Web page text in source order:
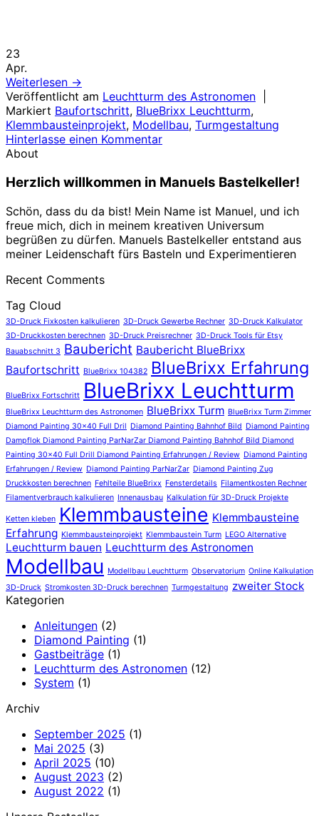
23
Apr.
Weiterlesen →
Veröffentlicht am Leuchtturm des Astronomen
Markiert Baufortschritt, BlueBrixx Leuchtturm,
Klemmbausteinprojekt, Modellbau, Turmgestaltung
Hinterlasse einen Kommentar
About
Herzlich willkommen in Manuels Bastelkeller!
Schön, dass du da bist! Mein Name ist Manuel, und ich
freue mich, dich in meinem kreativen Universum
begrüßen zu dürfen. Manuels Bastelkeller entstand aus
meiner Leidenschaft fürs Basteln und Experimentieren
Recent Comments
Tag Cloud
3D-Druck Fixkosten kalkulieren 3D-Druck Gewerbe Rechner 3D-Druck Kalkulator
3D-Druckkosten berechnen 3D-Druck Preisrechner 3D-Druck Tools für Etsy
Bauabschnitt 3 Baubericht Baubericht BlueBrixx
Baufortschritt BlueBrixx 104382 BlueBrixx Erfahrung
BlueBrixx Fortschritt BlueBrixx Leuchtturm
BlueBrixx Leuchtturm des Astronomen BlueBrixx Turm BlueBrixx Turm Zimmer
Diamond Painting 30x40 Full Dril Diamond Painting Bahnhof Bild Diamond Painting
Dampflok Diamond Painting ParNarZar Diamond Painting Bahnhof Bild Diamond
Painting 30x40 Full Drill Diamond Painting Erfahrungen / Review Diamond Painting
Erfahrungen / Review Diamond Painting ParNarZar Diamond Painting Zug
Druckkosten berechnen Fehlteile BlueBrixx Fensterdetails Filamentkosten Rechner
Filamentverbrauch kalkulieren Innenausbau Kalkulation für 3D-Druck Projekte
Ketten kleben Klemmbausteine Klemmbausteine
Erfahrung Klemmbausteinprojekt Klemmbaustein Turm LEGO Alternative
Leuchtturm bauen Leuchtturm des Astronomen
Modellbau Modellbau Leuchtturm Observatorium Online Kalkulation
3D-Druck Stromkosten 3D-Druck berechnen Turmgestaltung zweiter Stock
Kategorien
Anleitungen (2)
Diamond Painting (1)
Gastbeiträge (1)
Leuchtturm des Astronomen (12)
System (1)
Archiv
September 2025 (1)
Mai 2025 (3)
April 2025 (10)
August 2023 (2)
August 2022 (1)